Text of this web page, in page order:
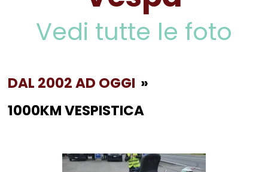
Vedi tutte le foto
DAL 2002 AD OGGI »
1000KM VESPISTICA